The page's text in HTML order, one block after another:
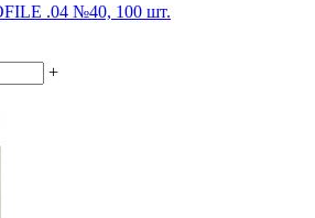
.04 №40, 100 шт.
+